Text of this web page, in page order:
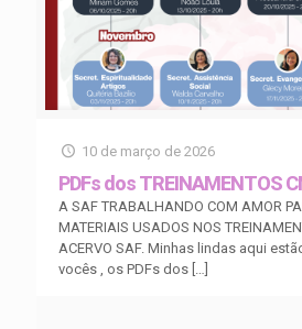
10 de março de 2026
PDFs dos TREINAMENTOS
A SAF TRABALHANDO COM AMOR
MATERIAIS USADOS NOS
ACERVO SAF. Minhas lindas aqui
vocês , os PDFs dos […]